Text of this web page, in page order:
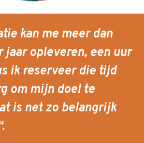
kan me meer dan
jaar opleveren, een uur
ik reserveer die tijd
om mijn doel te
is net zo belangrijk